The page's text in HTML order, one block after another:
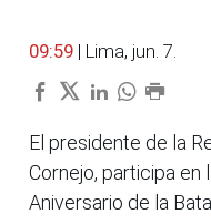
09:59 | Lima, jun. 7.
El presidente de la
Cornejo, participa en
Aniversario de la